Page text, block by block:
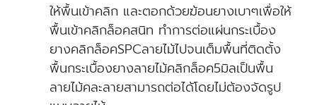
ให้พื้นเข้าคลิก และตอกด้วยฆ้อนยางเบาๆเพื่อให้
พื้นเข้าคลิกล็อคสนิท ทำการต่อแผ่นกระเบื้อง
ยางคลิกล็อคSPCลายไม้ไปจนเต็มพื้นที่ติดตั้ง
พื้นกระเบื้องยางลายไม้คลิกล็อค5มิลเป็นพื้น
ลายไม้คละลายสามารถต่อได้โดยไม่ต้องจัดรูป